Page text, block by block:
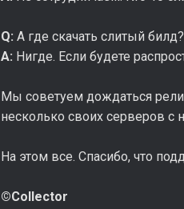
Q: А где скачать слитый билд?
A: Нигде. Если будете
Мы советуем дождаться
несколько своих серверов
На этом все. Спасибо, что
©Collector